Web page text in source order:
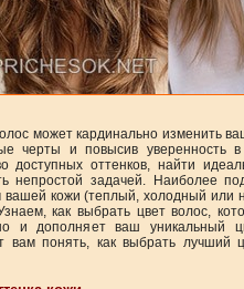
может кардинально изменить
черты и повысив уверенность
доступных оттенков, найти
непростой задачей. Наиболее
вашей кожи (теплый, холодный или
как выбрать цвет волос,
и дополняет ваш уникальный
вам понять, как выбрать лучший